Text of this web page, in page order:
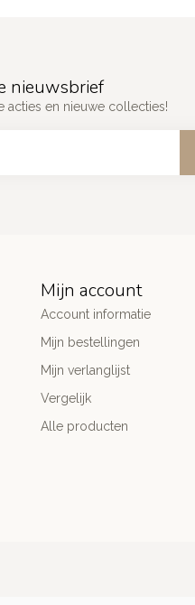
nieuwsbrief
acties en nieuwe collecties!
Mijn account
Account informatie
Mijn bestellingen
Mijn verlanglijst
Vergelijk
Alle producten